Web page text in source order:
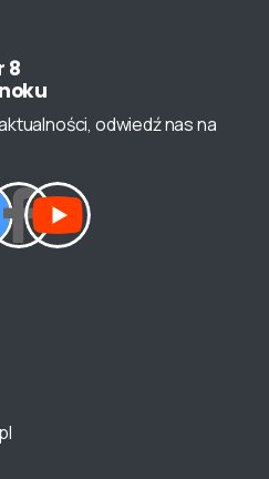
8
odwiedź nas na